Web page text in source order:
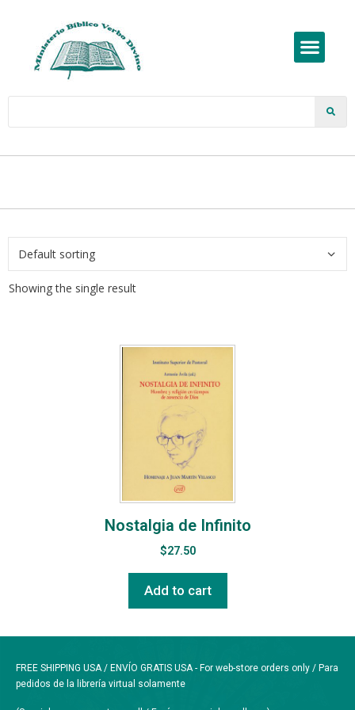
Showing the single result
Nostalgia de Infinito
$27.50
Add to cart
FREE SHIPPING USA / ENVÍO GRATIS USA - For web-store orders only / Para
pedidos de la librería virtual solamente